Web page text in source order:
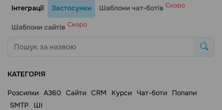
Інтеграції Застосунки Шаблони чат-ботів Скоро
Шаблони сайтів Скоро
КАТЕГОРІЯ
Розсилки A360 Сайти CRM Курси Чат-боти
Попапи
SMTP
ШІ